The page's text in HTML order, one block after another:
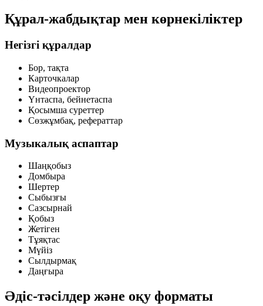
Құрал-жабдықтар мен көрнекіліктер
Негізгі құралдар
Бор, тақта
Карточкалар
Видеопроектор
Үнтаспа, бейнетаспа
Қосымша суреттер
Сөзжұмбақ, рефераттар
Музыкалық аспаптар
Шаңқобыз
Домбыра
Шертер
Сыбызғы
Сазсырнай
Қобыз
Жетіген
Тұяқтас
Мүйіз
Сылдырмақ
Даңғыра
Әдіс-тәсілдер және оқу форматы